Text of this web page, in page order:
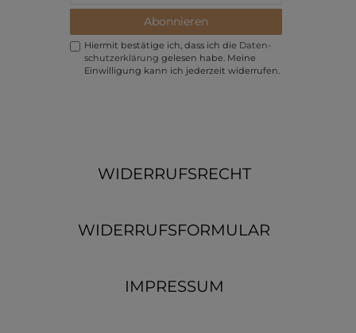
Abonnieren
Hiermit bestätige ich, dass ich die Daten­
schutz­erklärung gelesen habe. Meine
Einwilligung kann ich jederzeit widerrufen.
WIDERRUFSRECHT
WIDERRUFSFORMULAR
IMPRESSUM